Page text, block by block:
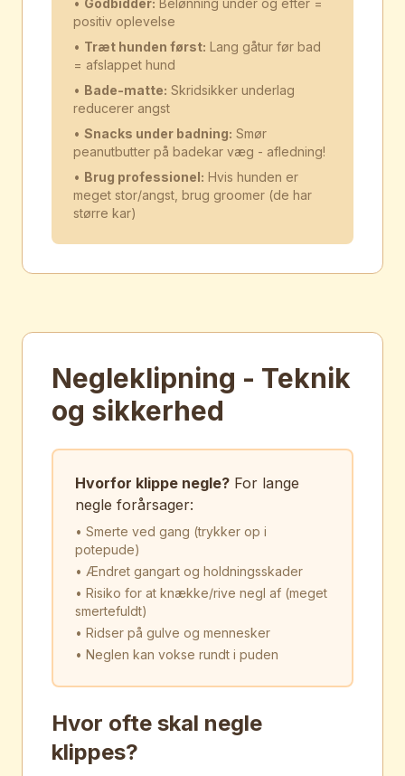
• Godbidder: Belønning under og efter =
positiv oplevelse
• Træt hunden først: Lang gåtur før bad
= afslappet hund
• Bade-matte: Skridsikker underlag
reducerer angst
• Snacks under badning: Smør
peanutbutter på badekar væg - afledning!
• Brug professionel: Hvis hunden er
meget stor/angst, brug groomer (de har
større kar)
Negleklipning - Teknik
og sikkerhed
Hvorfor klippe negle? For lange
negle forårsager:
• Smerte ved gang (trykker op i
potepude)
• Ændret gangart og holdningsskader
• Risiko for at knække/rive negl af (meget
smertefuldt)
• Ridser på gulve og mennesker
• Neglen kan vokse rundt i puden
Hvor ofte skal negle
klippes?